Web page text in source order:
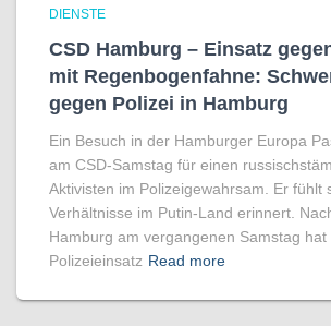
DIENSTE
CSD Hamburg – Einsatz
mit Regenbogen­fahne:
gegen Polizei in Hamburg
Ein Besuch in der Hamburger Europa
am CSD-Samstag für einen
Aktivisten im Polizeigewahrsam. Er fühlt
Verhältnisse im Putin-Land erinnert.
Hamburg am vergangenen Samstag hat
Polizeieinsatz Read more